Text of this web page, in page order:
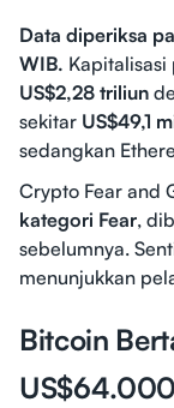
Data diperiksa
WIB.
US$2,28 triliun
sekitar US$49,1
sedangkan
Crypto Fear and
kategori Fear,
sebelumnya.
menunjukkan
Bitcoin
US$64.000